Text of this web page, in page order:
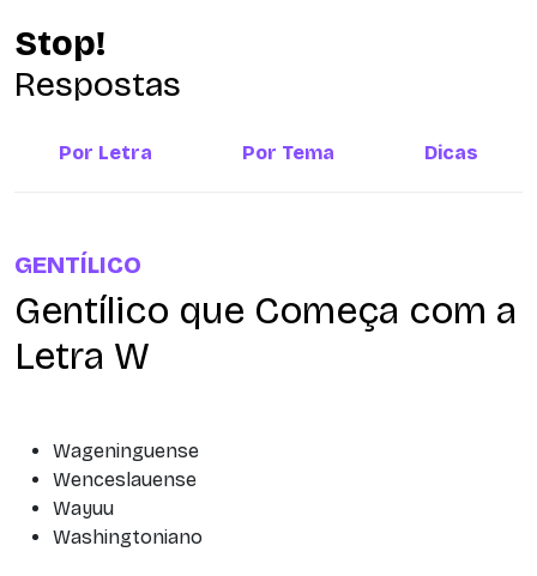
Stop!
Respostas
Por Letra Por Tema Dicas
GENTÍLICO
Gentílico que Começa com a
Letra W
Wageninguense
Wenceslauense
Wayuu
Washingtoniano